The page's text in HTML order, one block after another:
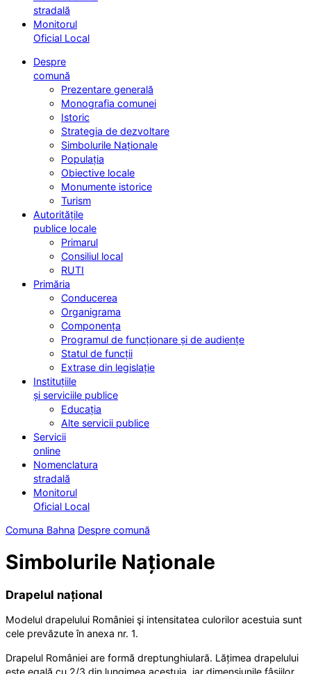
stradală
Monitorul
Oficial Local
Despre
comună
Prezentare generală
Monografia comunei
Istoric
Strategia de dezvoltare
Simbolurile Naționale
Populația
Obiective locale
Monumente istorice
Turism
Autoritățile
publice locale
Primarul
Consiliul local
RUTI
Primăria
Conducerea
Organigrama
Componența
Programul de funcționare și de audiențe
Statul de funcții
Extrase din legislație
Instituțiile
și serviciile publice
Educația
Alte servicii publice
Servicii
online
Nomenclatura
stradală
Monitorul
Oficial Local
Comuna Bahna Despre comună
Simbolurile Naționale
Drapelul național
Modelul drapelului României şi intensitatea culorilor acestuia sunt
cele prevăzute în anexa nr. 1.
Drapelul României are formă dreptunghiulară. Lățimea drapelului
este egală cu 2/3 din lungimea acestuia, iar dimensiunile fâșiilor